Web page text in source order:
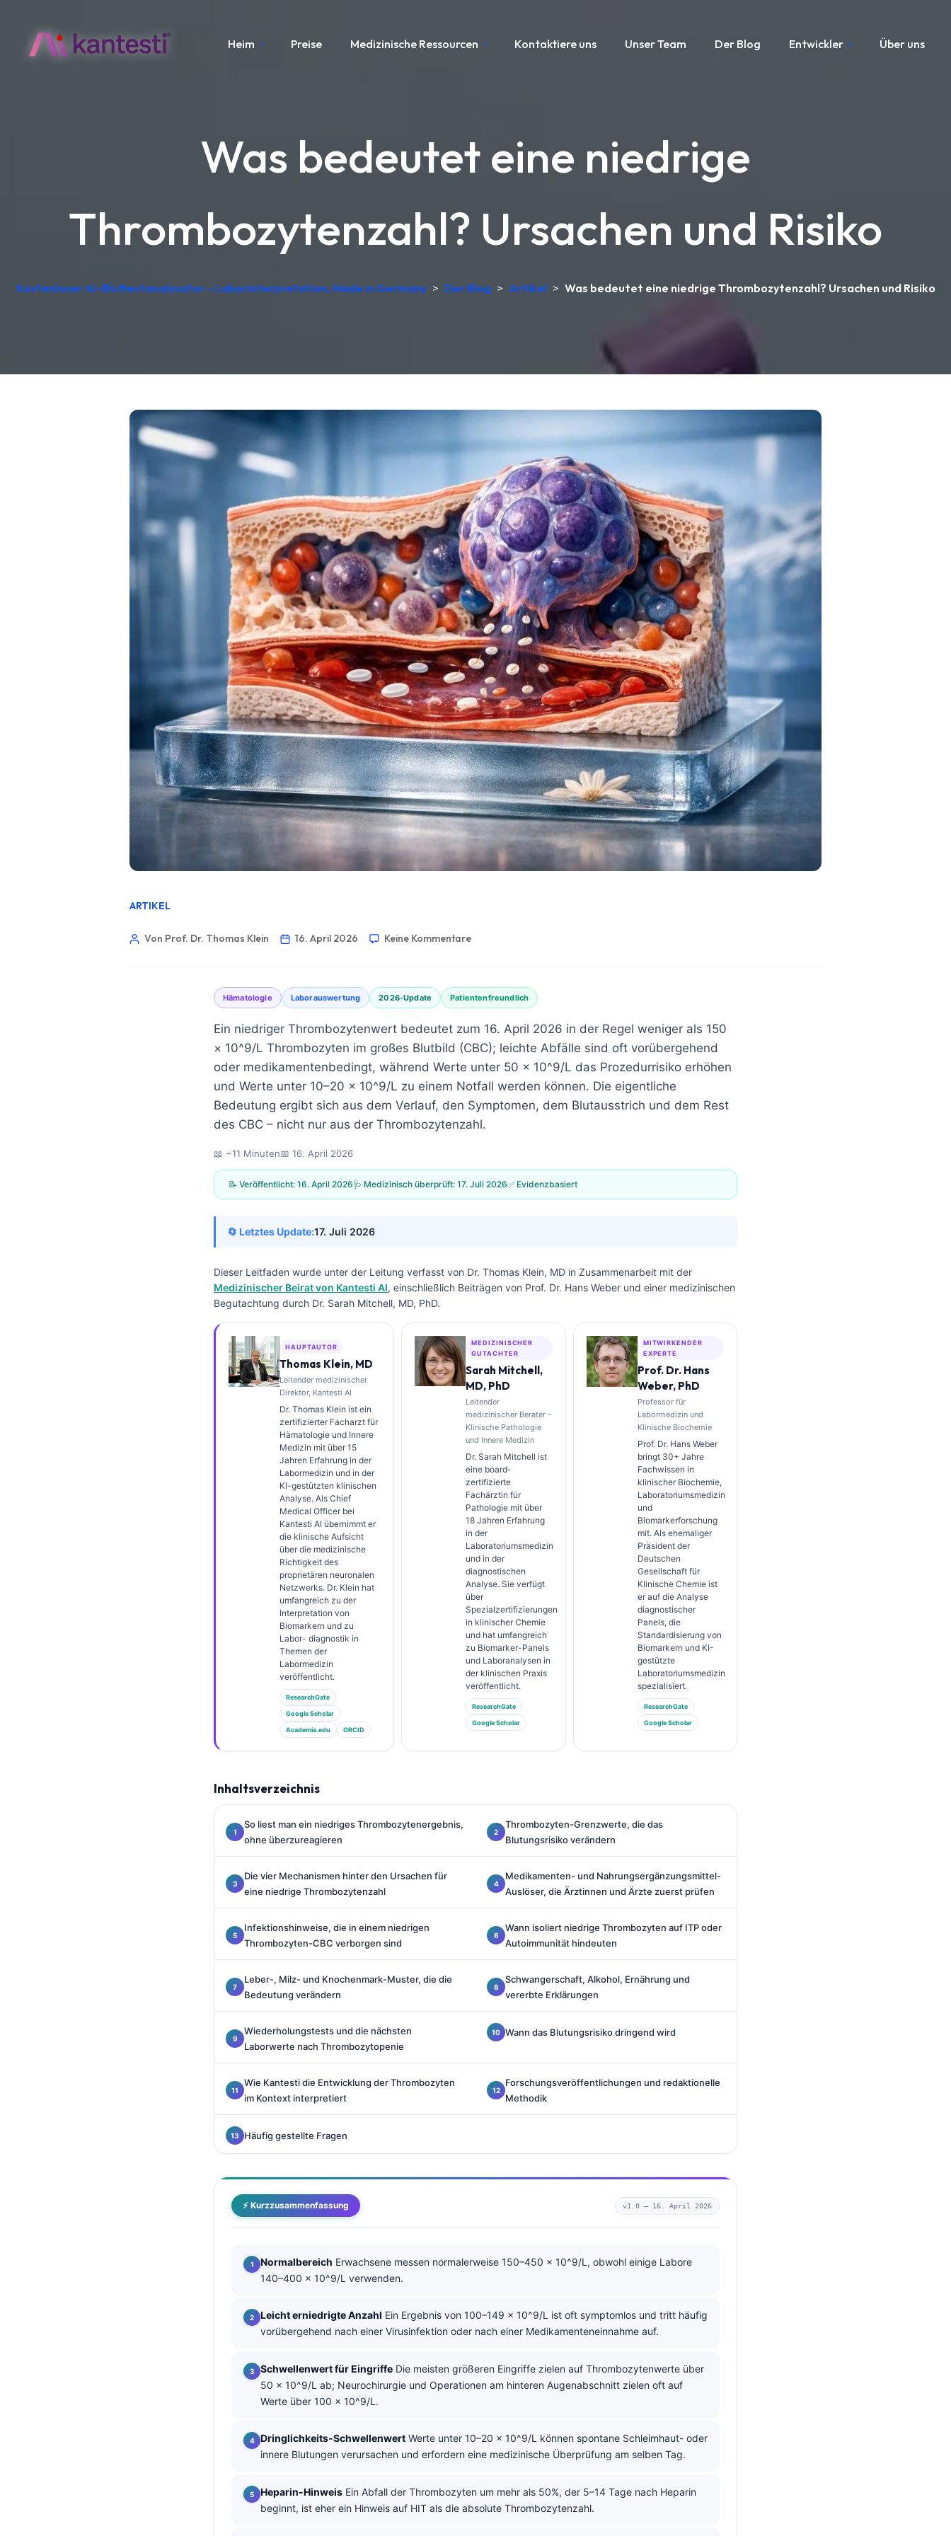
Heim Preise Medizinische Ressourcen Kontaktiere uns Unser Team Der Blog Entwickler Über uns
Was bedeutet eine niedrige
Thrombozytenzahl? Ursachen und Risiko
Kostenloser AI-Bluttestanalysator – Laborinterpretation, Made in Germany > Der Blog > Artikel > Was bedeutet eine niedrige Thrombozytenzahl? Ursachen und Risiko
ARTIKEL
Von Prof. Dr. Thomas Klein 16. April 2026 Keine Kommentare
Hämatologie Laborauswertung 2026-Update Patientenfreundlich
Ein niedriger Thrombozytenwert bedeutet zum 16. April 2026 in der Regel weniger als 150
× 10^9/L Thrombozyten im großes Blutbild (CBC); leichte Abfälle sind oft vorübergehend
oder medikamentenbedingt, während Werte unter 50 × 10^9/L das Prozedurrisiko erhöhen
und Werte unter 10–20 × 10^9/L zu einem Notfall werden können. Die eigentliche
Bedeutung ergibt sich aus dem Verlauf, den Symptomen, dem Blutausstrich und dem Rest
des CBC – nicht nur aus der Thrombozytenzahl.
📖 ~11 Minuten📅 16. April 2026
📝 Veröffentlicht: 16. April 2026🩺 Medizinisch überprüft: 17. Juli 2026✅ Evidenzbasiert
🔄 Letztes Update:17. Juli 2026
Dieser Leitfaden wurde unter der Leitung verfasst von Dr. Thomas Klein, MD in Zusammenarbeit mit der
Medizinischer Beirat von Kantesti AI, einschließlich Beiträgen von Prof. Dr. Hans Weber und einer medizinischen
Begutachtung durch Dr. Sarah Mitchell, MD, PhD.
HAUPTAUTOR
Thomas Klein, MD
Leitender medizinischer
Direktor, Kantesti AI
Dr. Thomas Klein ist ein
zertifizierter Facharzt für
Hämatologie und Innere
Medizin mit über 15
Jahren Erfahrung in der
Labormedizin und in der
KI-gestützten klinischen
Analyse. Als Chief
Medical Officer bei
Kantesti AI übernimmt er
die klinische Aufsicht
über die medizinische
Richtigkeit des
proprietären neuronalen
Netzwerks. Dr. Klein hat
umfangreich zu der
Interpretation von
Biomarkern und zu
Labor- diagnostik in
Themen der
Labormedizin
veröffentlicht.
ResearchGate
Google Scholar
Academia.edu ORCID
MEDIZINISCHER
GUTACHTER
Sarah Mitchell,
MD, PhD
Leitender
medizinischer Berater –
Klinische Pathologie
und Innere Medizin
Dr. Sarah Mitchell ist
eine board-
zertifizierte
Fachärztin für
Pathologie mit über
18 Jahren Erfahrung
in der
Laboratoriumsmedizin
und in der
diagnostischen
Analyse. Sie verfügt
über
Spezialzertifizierungen
in klinischer Chemie
und hat umfangreich
zu Biomarker-Panels
und Laboranalysen in
der klinischen Praxis
veröffentlicht.
ResearchGate
Google Scholar
MITWIRKENDER
EXPERTE
Prof. Dr. Hans
Weber, PhD
Professor für
Labormedizin und
Klinische Biochemie
Prof. Dr. Hans Weber
bringt 30+ Jahre
Fachwissen in
klinischer Biochemie,
Laboratoriumsmedizin
und
Biomarkerforschung
mit. Als ehemaliger
Präsident der
Deutschen
Gesellschaft für
Klinische Chemie ist
er auf die Analyse
diagnostischer
Panels, die
Standardisierung von
Biomarkern und KI-
gestützte
Laboratoriumsmedizin
spezialisiert.
ResearchGate
Google Scholar
Inhaltsverzeichnis
So liest man ein niedriges Thrombozytenergebnis,
ohne überzureagieren
Thrombozyten-Grenzwerte, die das
Blutungsrisiko verändern
Die vier Mechanismen hinter den Ursachen für
eine niedrige Thrombozytenzahl
Medikamenten- und Nahrungsergänzungsmittel-
Auslöser, die Ärztinnen und Ärzte zuerst prüfen
Infektionshinweise, die in einem niedrigen
Thrombozyten-CBC verborgen sind
Wann isoliert niedrige Thrombozyten auf ITP oder
Autoimmunität hindeuten
Leber-, Milz- und Knochenmark-Muster, die die
Bedeutung verändern
Schwangerschaft, Alkohol, Ernährung und
vererbte Erklärungen
Wiederholungstests und die nächsten
Laborwerte nach Thrombozytopenie
Wann das Blutungsrisiko dringend wird
Wie Kantesti die Entwicklung der Thrombozyten
im Kontext interpretiert
Forschungsveröffentlichungen und redaktionelle
Methodik
Häufig gestellte Fragen
⚡ Kurzzusammenfassung v1.0 — 16. April 2026
Normalbereich Erwachsene messen normalerweise 150–450 × 10^9/L, obwohl einige Labore
140–400 × 10^9/L verwenden.
Leicht erniedrigte Anzahl Ein Ergebnis von 100–149 × 10^9/L ist oft symptomlos und tritt häufig
vorübergehend nach einer Virusinfektion oder nach einer Medikamenteneinnahme auf.
Schwellenwert für Eingriffe Die meisten größeren Eingriffe zielen auf Thrombozytenwerte über
50 × 10^9/L ab; Neurochirurgie und Operationen am hinteren Augenabschnitt zielen oft auf
Werte über 100 × 10^9/L.
Dringlichkeits-Schwellenwert Werte unter 10–20 × 10^9/L können spontane Schleimhaut- oder
innere Blutungen verursachen und erfordern eine medizinische Überprüfung am selben Tag.
Heparin-Hinweis Ein Abfall der Thrombozyten um mehr als 50%, der 5–14 Tage nach Heparin
beginnt, ist eher ein Hinweis auf HIT als die absolute Thrombozytenzahl.